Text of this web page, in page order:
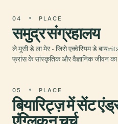
04 PLACE
समुद्र संग्रहालय
ले मूसी डे ला मेर - जिसे एक्वेरियम डे
फ्रांस के सांस्कृतिक और वैज्ञानिक जीवन
05 PLACE
बियारिट्ज़ में सेंट